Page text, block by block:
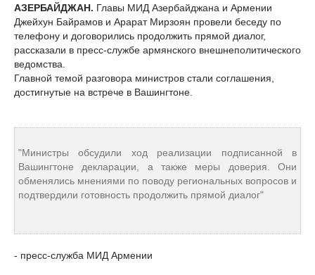
АЗЕРБАЙДЖАН. Главы МИД Азербайджана и Армении
Джейхун Байрамов и Арарат Мирзоян провели беседу по
телефону и договорились продолжить прямой диалог,
рассказали в пресс-службе армянского внешнеполитического
ведомства.
Главной темой разговора министров стали соглашения,
достигнутые на встрече в Вашингтоне.
"Министры обсудили ход реализации подписанной в
Вашингтоне декларации, а также меры доверия. Они
обменялись мнениями по поводу региональных вопросов и
подтвердили готовность продолжить прямой диалог"
- пресс-служба МИД Армении